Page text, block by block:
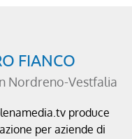
FIANCO
Nordreno-Vestfalia
produce
per aziende di